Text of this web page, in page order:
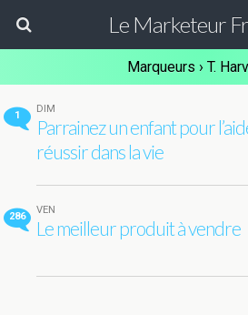
Le Marketeur
Marqueurs › T.
1
DIM
Parrainez un enfant pour
réussir dans la vie
286
VEN
Le meilleur produit à vendre